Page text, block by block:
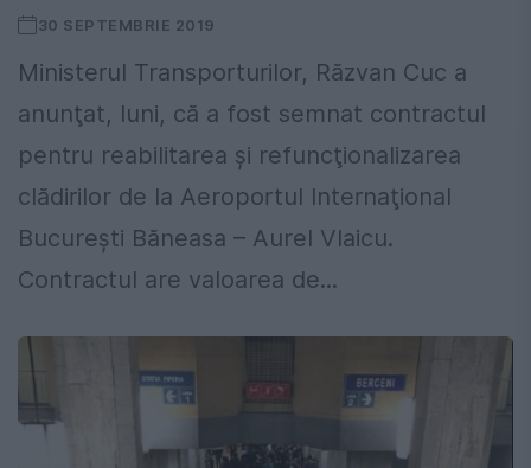
30 SEPTEMBRIE 2019
Ministerul Transporturilor, Răzvan Cuc a
anunţat, luni, că a fost semnat contractul
pentru reabilitarea şi refuncţionalizarea
clădirilor de la Aeroportul Internaţional
Bucureşti Băneasa – Aurel Vlaicu.
Contractul are valoarea de...